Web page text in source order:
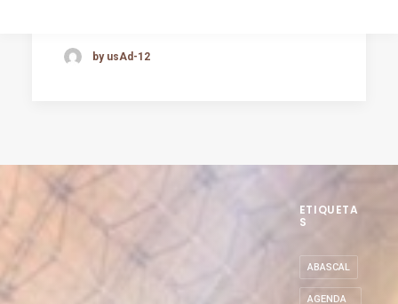
by usAd-12
ETIQUETA
S
ABASCAL
AGENDA